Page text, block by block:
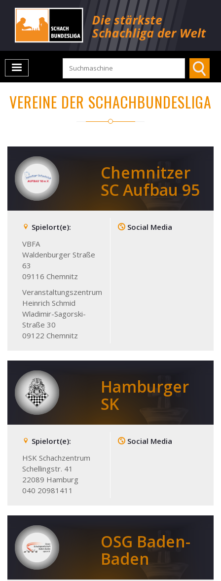
VEREINE DER SCHACHBUNDESLIGA
Chemnitzer
SC Aufbau 95
Spielort(e):
VBFA
Waldenburger Straße
63
09116 Chemnitz
Veranstaltungszentrum
Heinrich Schmid
Wladimir-Sagorski-
Straße 30
09122 Chemnitz
Social Media
Hamburger
SK
Spielort(e):
HSK Schachzentrum
Schellingstr. 41
22089 Hamburg
040 20981411
Social Media
OSG Baden-
Baden